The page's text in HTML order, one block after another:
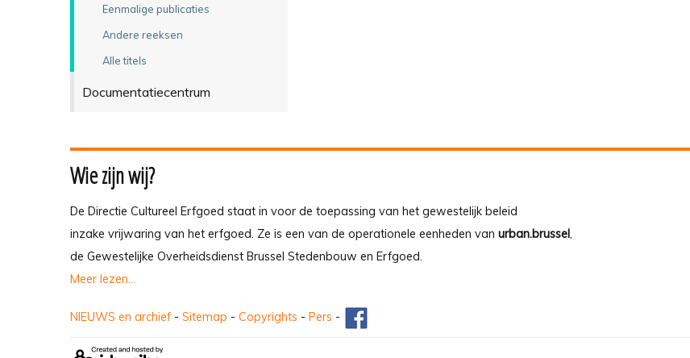
Eenmalige publicaties
Andere reeksen
Alle titels
Documentatiecentrum
Wie zijn wij?
De Directie Cultureel Erfgoed staat in voor de toepassing van het gewestelijk beleid
inzake vrijwaring van het erfgoed. Ze is een van de operationele eenheden van urban.brussel,
de Gewestelijke Overheidsdienst Brussel Stedenbouw en Erfgoed.
Meer lezen...
NIEUWS en archief - Sitemap - Copyrights - Pers -